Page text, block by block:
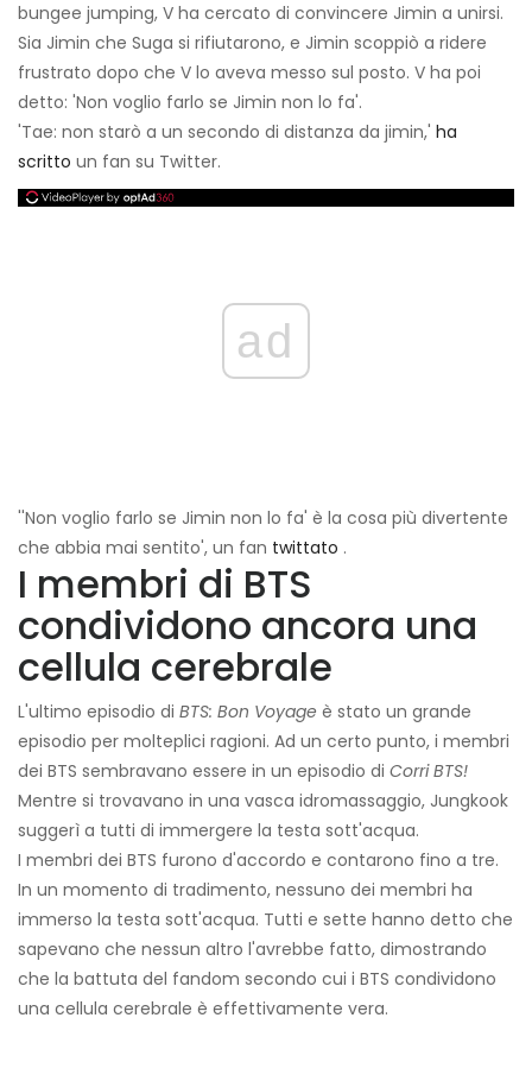
bungee jumping, V ha cercato di convincere Jimin a unirsi.
Sia Jimin che Suga si rifiutarono, e Jimin scoppiò a ridere
frustrato dopo che V lo aveva messo sul posto. V ha poi
detto: 'Non voglio farlo se Jimin non lo fa'.
'Tae: non starò a un secondo di distanza da jimin,' ha
scritto un fan su Twitter.
ad
''Non voglio farlo se Jimin non lo fa' è la cosa più divertente
che abbia mai sentito', un fan twittato .
I membri di BTS
condividono ancora una
cellula cerebrale
L'ultimo episodio di BTS: Bon Voyage è stato un grande
episodio per molteplici ragioni. Ad un certo punto, i membri
dei BTS sembravano essere in un episodio di Corri BTS!
Mentre si trovavano in una vasca idromassaggio, Jungkook
suggerì a tutti di immergere la testa sott'acqua.
I membri dei BTS furono d'accordo e contarono fino a tre.
In un momento di tradimento, nessuno dei membri ha
immerso la testa sott'acqua. Tutti e sette hanno detto che
sapevano che nessun altro l'avrebbe fatto, dimostrando
che la battuta del fandom secondo cui i BTS condividono
una cellula cerebrale è effettivamente vera.